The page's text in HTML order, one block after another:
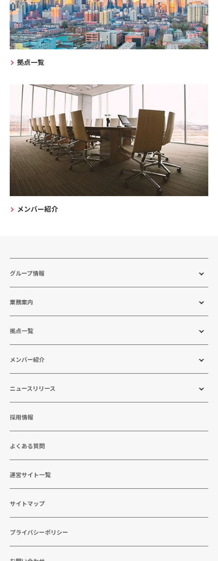
拠点一覧
メンバー紹介
グループ情報
業務案内
拠点一覧
メンバー紹介
ニュースリリース
採用情報
よくある質問
運営サイト一覧
サイトマップ
プライバシーポリシー